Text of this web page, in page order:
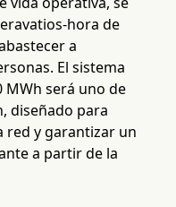
hora de
a
El sistema
será uno de
diseñado para
red y garantizar un
a partir de la